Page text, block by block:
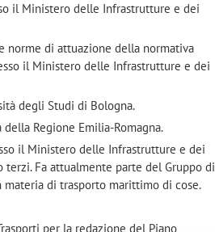
il Ministero delle Infrastrutture e dei
norme di attuazione della normativa
il Ministero delle Infrastrutture e dei
degli Studi di Bologna.
Regione Emilia-Romagna.
il Ministero delle Infrastrutture e dei
Fa attualmente parte del Gruppo di
di trasporto marittimo di cose.
per la redazione del Piano